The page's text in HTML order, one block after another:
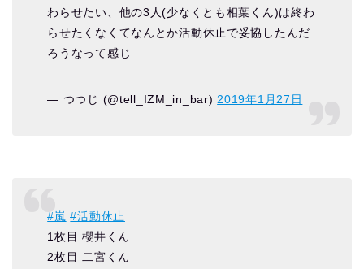
わらせたい、他の3人(少なくとも相葉くん)は終わ
らせたくなくてなんとか活動休止で妥協したんだ
ろうなって感じ
— つつじ (@tell_IZM_in_bar) 2019年1月27日
#嵐 #活動休止
1枚目 櫻井くん
2枚目 二宮くん